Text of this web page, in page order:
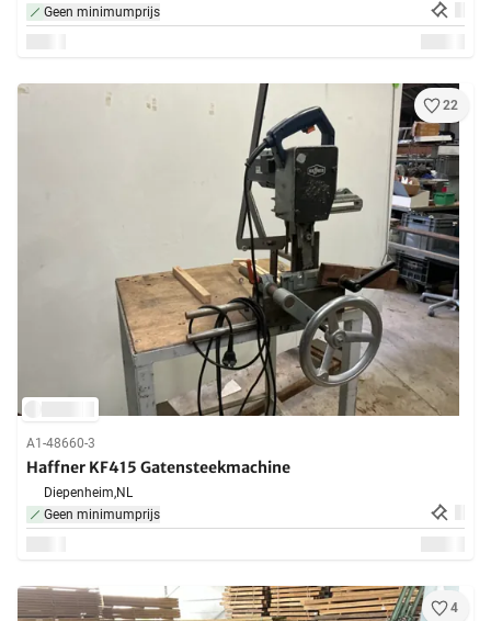
Geen minimumprijs
22
A1-48660-3
Haffner KF415 Gatensteekmachine
Diepenheim,NL
Geen minimumprijs
4